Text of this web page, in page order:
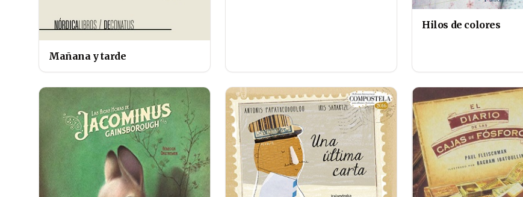
Mañana y tarde
Hilos de colores